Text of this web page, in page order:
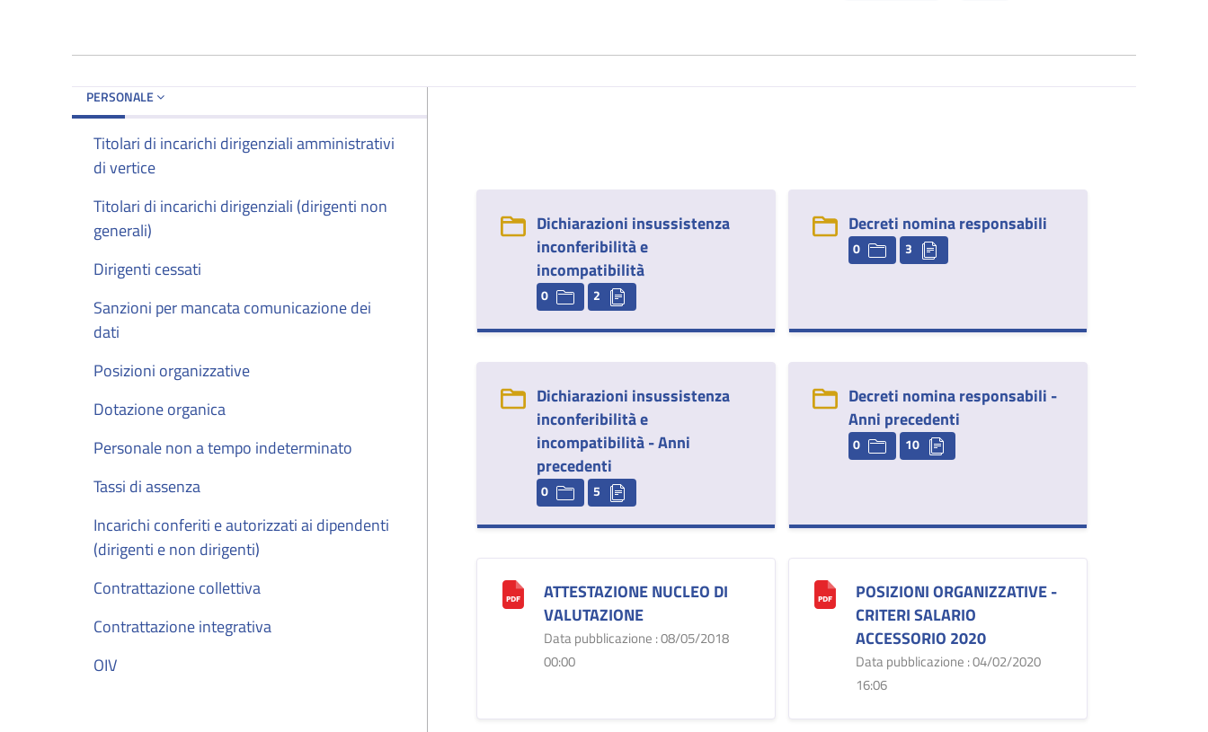
PERSONALE
Titolari di incarichi dirigenziali amministrativi
di vertice
Titolari di incarichi dirigenziali (dirigenti non
generali)
Dirigenti cessati
Sanzioni per mancata comunicazione dei
dati
Posizioni organizzative
Dotazione organica
Personale non a tempo indeterminato
Tassi di assenza
Incarichi conferiti e autorizzati ai dipendenti
(dirigenti e non dirigenti)
Contrattazione collettiva
Contrattazione integrativa
OIV
Dichiarazioni insussistenza
inconferibilità e
incompatibilità
0 2
Decreti nomina responsabili
0 3
Dichiarazioni insussistenza
inconferibilità e
incompatibilità - Anni
precedenti
0 5
Decreti nomina responsabili -
Anni precedenti
0 10
ATTESTAZIONE NUCLEO DI
VALUTAZIONE
Data pubblicazione : 08/05/2018
00:00
POSIZIONI ORGANIZZATIVE -
CRITERI SALARIO
ACCESSORIO 2020
Data pubblicazione : 04/02/2020
16:06